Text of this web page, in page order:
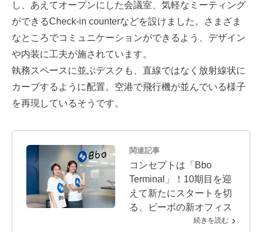
し、あえてオープンにした会議室、気軽なミーティング
ができるCheck-in counterなどを設けました。さまざま
なところでコミュニケーションができるよう、デザイン
や内装に工夫が施されています。
執務スペースに並ぶデスクも、直線ではなく放射線状に
カーブするように配置。空港で飛行機が並んでいる様子
を再現しているそうです。
関連記事
コンセプトは「Bbo
Terminal」！10期目を迎
えて新たにスタートを切
る、ビーボの新オフィス
続きを読む